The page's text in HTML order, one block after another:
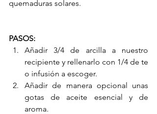
quemaduras solares.
PASOS:
Añadir 3/4 de arcilla a nuestro
recipiente y rellenarlo con 1/4 de te
o infusión a escoger.
Añadir de manera opcional unas
gotas de aceite esencial y de
aroma.